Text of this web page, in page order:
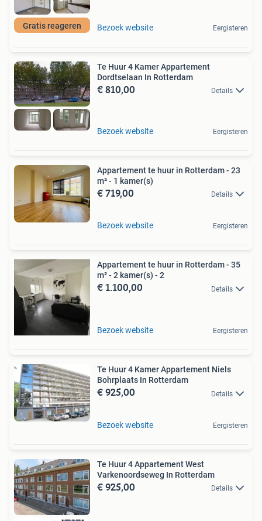
Gratis reageren Bezoek website Eergisteren
Te Huur 4 Kamer Appartement
Dordtselaan In Rotterdam
€ 810,00 Details
Bezoek website Eergisteren
Appartement te huur in Rotterdam - 23
m² - 1 kamer(s)
€ 719,00 Details
Bezoek website Eergisteren
Appartement te huur in Rotterdam - 35
m² - 2 kamer(s) - 2
€ 1.100,00 Details
Bezoek website Eergisteren
Te Huur 4 Kamer Appartement Niels
Bohrplaats In Rotterdam
€ 925,00 Details
Bezoek website Eergisteren
Te Huur 4 Appartement West
Varkenoordseweg In Rotterdam
€ 925,00 Details